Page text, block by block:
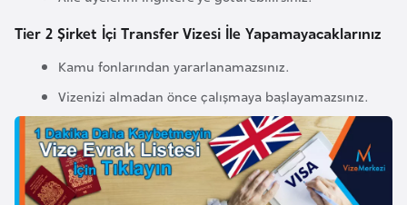
Tier 2 Şirket İçi Transfer Vizesi İle Yapamayacaklarınız
Kamu fonlarından yararlanamazsınız.
Vizenizi almadan önce çalışmaya başlayamazsınız.
a
r
a
n
s